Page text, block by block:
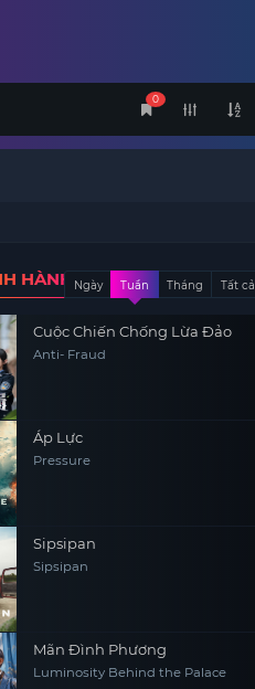
0
HÀNHNgày Tuần Tháng Tất cả
Cuộc Chiến Chống Lừa Đảo
Anti- Fraud
Áp Lực
Pressure
Sipsipan
Sipsipan
Mãn Đình Phương
Luminosity Behind the Palace